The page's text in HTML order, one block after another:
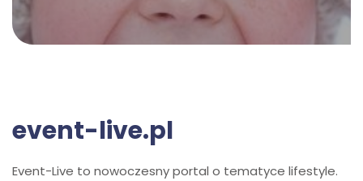
event-live.pl
Event-Live to nowoczesny portal o tematyce lifestyle.